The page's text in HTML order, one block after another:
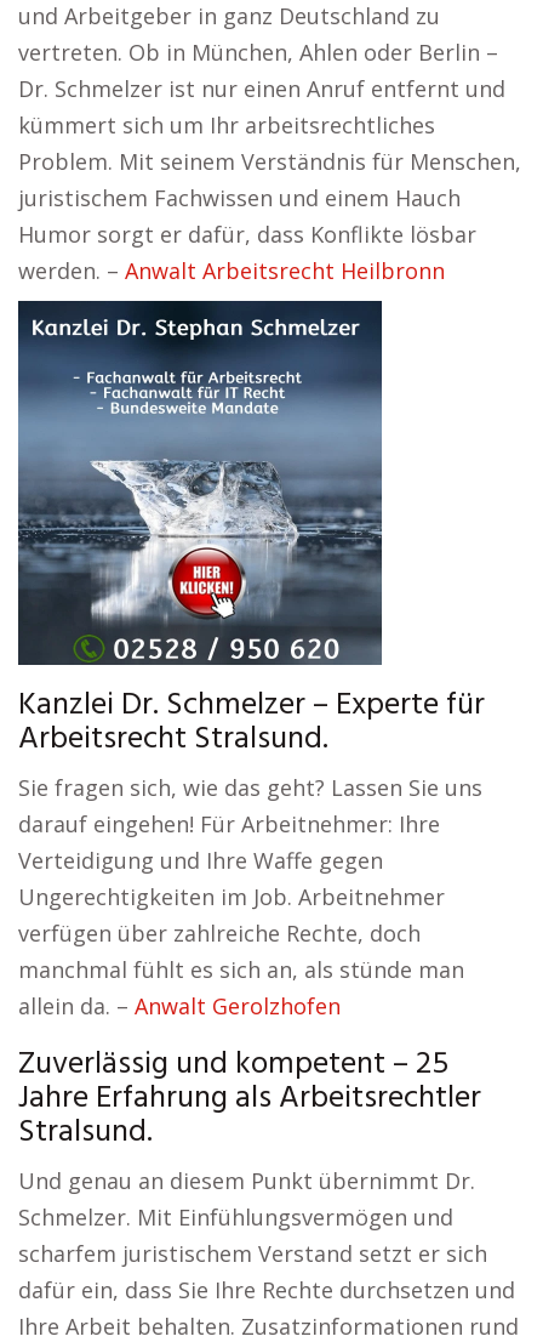
und Arbeitgeber in ganz Deutschland zu
vertreten. Ob in München, Ahlen oder Berlin –
Dr. Schmelzer ist nur einen Anruf entfernt und
kümmert sich um Ihr arbeitsrechtliches
Problem. Mit seinem Verständnis für Menschen,
juristischem Fachwissen und einem Hauch
Humor sorgt er dafür, dass Konflikte lösbar
werden. – Anwalt Arbeitsrecht Heilbronn
Kanzlei Dr. Schmelzer – Experte für
Arbeitsrecht Stralsund.
Sie fragen sich, wie das geht? Lassen Sie uns
darauf eingehen! Für Arbeitnehmer: Ihre
Verteidigung und Ihre Waffe gegen
Ungerechtigkeiten im Job. Arbeitnehmer
verfügen über zahlreiche Rechte, doch
manchmal fühlt es sich an, als stünde man
allein da. – Anwalt Gerolzhofen
Zuverlässig und kompetent – 25
Jahre Erfahrung als Arbeitsrechtler
Stralsund.
Und genau an diesem Punkt übernimmt Dr.
Schmelzer. Mit Einfühlungsvermögen und
scharfem juristischem Verstand setzt er sich
dafür ein, dass Sie Ihre Rechte durchsetzen und
Ihre Arbeit behalten. Zusatzinformationen rund